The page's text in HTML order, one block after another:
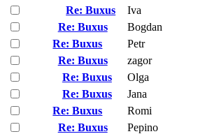
Re: Buxus
Iva
Re: Buxus
Bogdan
Re: Buxus
Petr
Re: Buxus
zagor
Re: Buxus
Olga
Re: Buxus
Jana
Re: Buxus
Romi
Re: Buxus
Pepino